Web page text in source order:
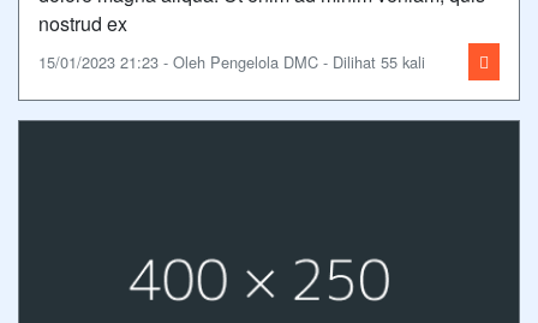
nostrud ex
15/01/2023 21:23 - Oleh Pengelola DMC - Dilihat 55 kali